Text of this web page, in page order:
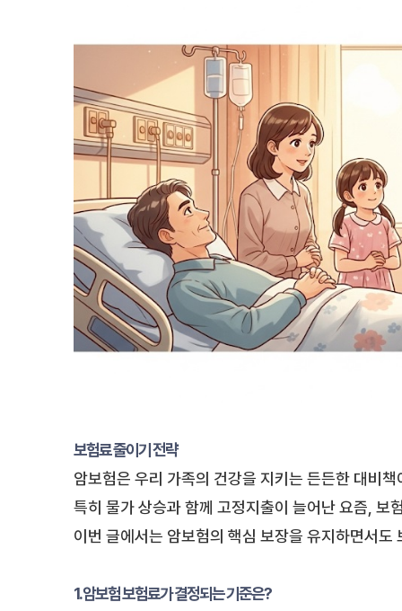
보험료 줄이기 전략
암보험은 우리 가족의 건강을 지키는 든든한 대비
특히 물가 상승과 함께 고정지출이 늘어난 요즘, 보
이번 글에서는 암보험의 핵심 보장을 유지하면서
1. 암보험 보험료가 결정되는 기준은?